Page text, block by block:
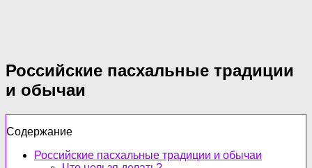
Российские пасхальные традиции
и обычаи
Содержание
Российские пасхальные традиции и обычаи